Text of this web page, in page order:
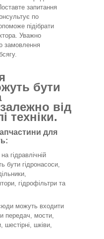
запитання
по
підібрати
Уважно
замовлення
бути
від
техніки.
для
гідравлічній
бути гідронасоси,
гідрофільтри та
сюди можуть входити
передач, мости,
шестірні, шківи,